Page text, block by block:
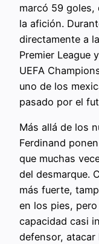
marcó 59 goles,
la afición.
directamente a
Premier League
UEFA
uno de los
pasado por el
Más allá de los
Ferdinand
que muchas
del desmarque.
más fuerte,
en los pies,
capacidad casi
defensor,